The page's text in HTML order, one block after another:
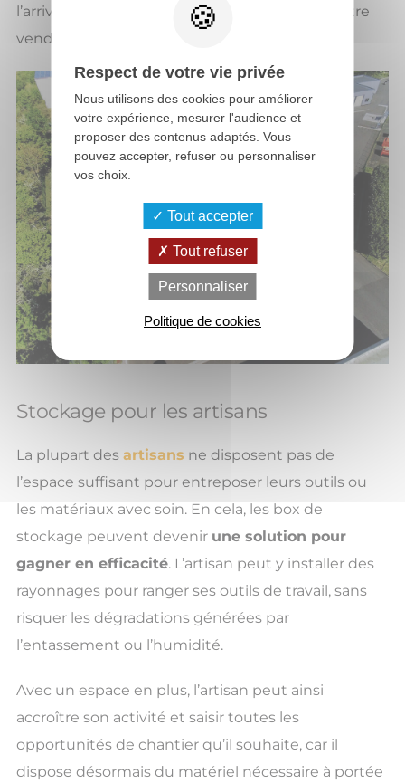
l’arrivée d’un lot de marchandises qui pourra être
vendu plus tard.
Stockage pour les artisans
La plupart des artisans ne disposent pas de
l’espace suffisant pour entreposer leurs outils ou
les matériaux avec soin. En cela, les box de
stockage peuvent devenir une solution pour
gagner en efficacité. L’artisan peut y installer des
rayonnages pour ranger ses outils de travail, sans
risquer les dégradations générées par
l’entassement ou l’humidité.
Avec un espace en plus, l’artisan peut ainsi
accroître son activité et saisir toutes les
opportunités de chantier qu’il souhaite, car il
dispose désormais du matériel nécessaire à portée
Respect de votre vie privée
Nous utilisons des cookies pour améliorer
votre expérience, mesurer l'audience et
proposer des contenus adaptés. Vous
pouvez accepter, refuser ou personnaliser
vos choix.
Tout accepter
Tout refuser
Personnaliser
Politique de cookies